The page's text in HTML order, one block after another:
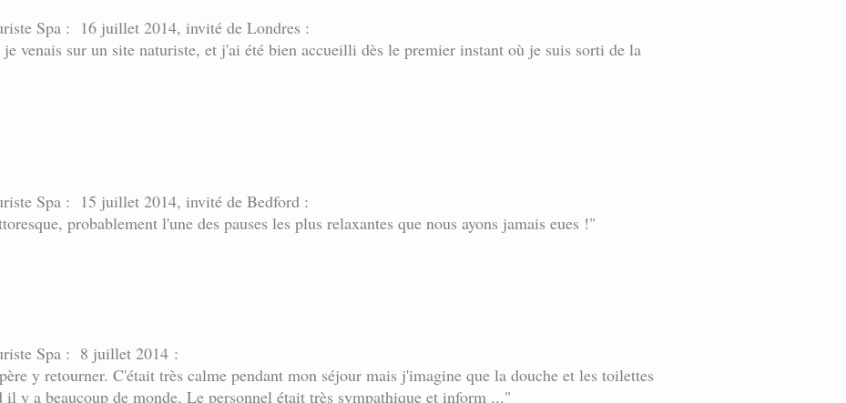
Spa : 16 juillet 2014, invité de Londres :
venais sur un site naturiste, et j'ai été bien accueilli dès le premier instant où je suis sorti de la
Spa : 15 juillet 2014, invité de Bedford :
probablement l'une des pauses les plus relaxantes que nous ayons jamais eues !"
Spa : 8 juillet 2014 :
y retourner. C'était très calme pendant mon séjour mais j'imagine que la douche et les toilettes
il y a beaucoup de monde. Le personnel était très sympathique et inform ..."